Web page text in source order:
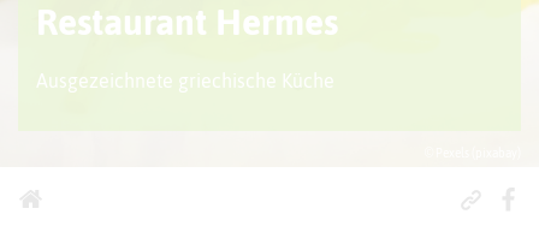
Restaurant Hermes
Ausgezeichnete griechische Küche